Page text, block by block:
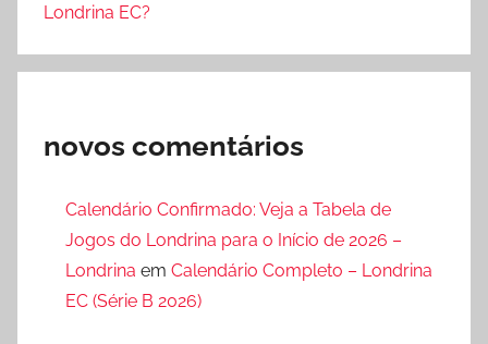
Londrina EC?
novos comentários
Calendário Confirmado: Veja a Tabela de
Jogos do Londrina para o Início de 2026 –
Londrina em Calendário Completo – Londrina
EC (Série B 2026)